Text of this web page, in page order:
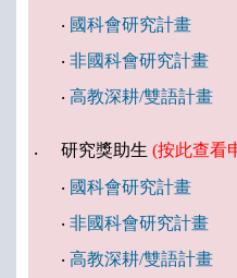
‧ 國科會研究計畫
‧ 非國科會研究計畫
‧ 高教深耕/雙語計畫
‧ 研究獎助生 (按此查看
‧ 國科會研究計畫
‧ 非國科會研究計畫
‧ 高教深耕/雙語計畫